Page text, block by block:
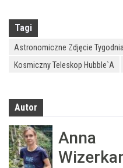
Tagi
Astronomiczne Zdjęcie Tygodnia
Kosmiczny Teleskop Hubble`a
Autor
Anna